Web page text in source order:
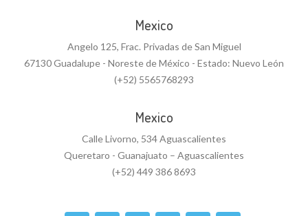
Mexico
Angelo 125, Frac. Privadas de San Miguel
67130 Guadalupe - Noreste de México - Estado: Nuevo León
(+52) 5565768293
Mexico
Calle Livorno, 534 Aguascalientes
Queretaro - Guanajuato – Aguascalientes
(+52) 449 386 8693